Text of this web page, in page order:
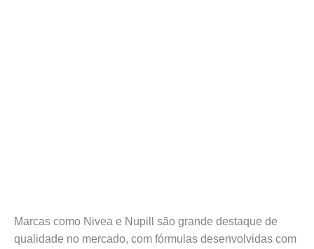
Marcas como Nivea e Nupill são grande destaque de
qualidade no mercado, com fórmulas desenvolvidas com